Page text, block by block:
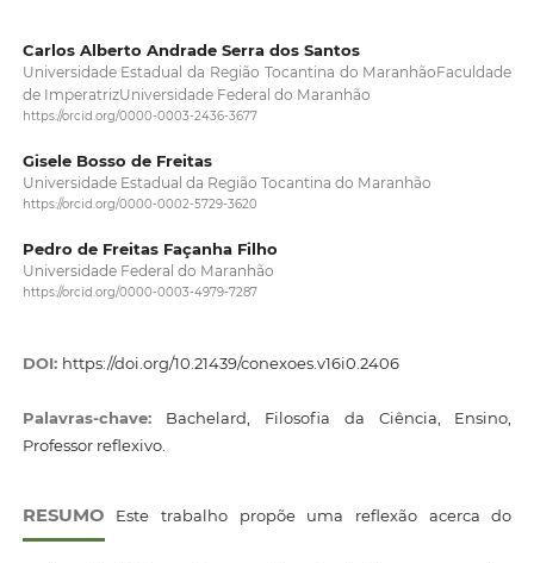
Carlos Alberto Andrade Serra dos Santos
Universidade Estadual da Região Tocantina do MaranhãoFaculdade
de ImperatrizUniversidade Federal do Maranhão
https://orcid.org/0000-0003-2436-3677
Gisele Bosso de Freitas
Universidade Estadual da Região Tocantina do Maranhão
https://orcid.org/0000-0002-5729-3620
Pedro de Freitas Façanha Filho
Universidade Federal do Maranhão
https://orcid.org/0000-0003-4979-7287
DOI: https://doi.org/10.21439/conexoes.v16i0.2406
Palavras-chave: Bachelard, Filosofia da Ciência, Ensino,
Professor reflexivo.
RESUMO Este trabalho propõe uma reflexão acerca do